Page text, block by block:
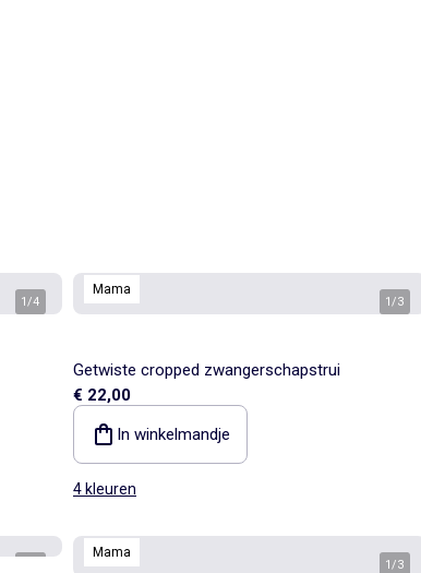
1/4
Mama
1/3
Getwiste cropped zwangerschapstrui
€ 22,00
In winkelmandje
4 kleuren
Mama
1/3